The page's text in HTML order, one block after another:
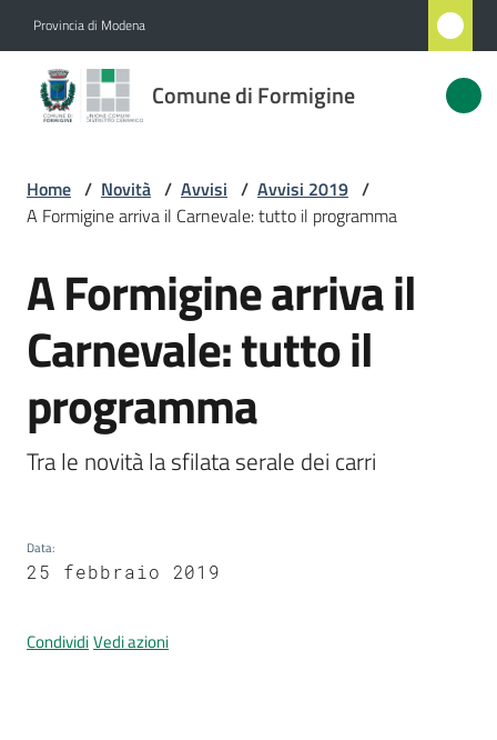
Provincia di Modena
Comune di Formigine
Comune
di
Novità
Servizi
Vivere
Formigine
Prenotazione
Home / Novità / Avvisi / Avvisi 2019 /
A Formigine arriva il Carnevale: tutto il programma
Salta al contenuto
A Formigine arriva il
Carnevale: tutto il
programma
Tra le novità la sfilata serale dei carri
Data:
25 febbraio 2019
CondividiVedi azioni